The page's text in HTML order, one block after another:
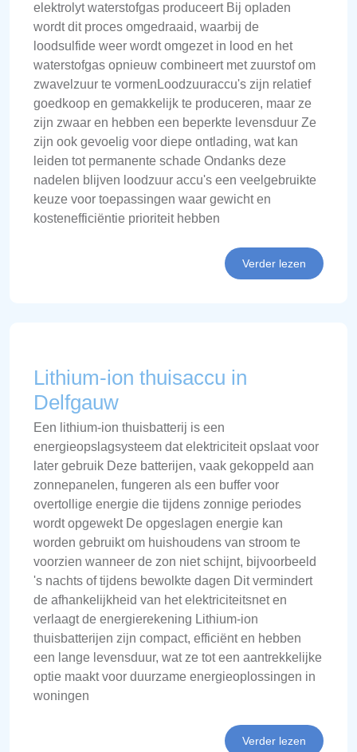
elektrolyt waterstofgas produceert Bij opladen
wordt dit proces omgedraaid, waarbij de
loodsulfide weer wordt omgezet in lood en het
waterstofgas opnieuw combineert met zuurstof om
zwavelzuur te vormenLoodzuuraccu's zijn relatief
goedkoop en gemakkelijk te produceren, maar ze
zijn zwaar en hebben een beperkte levensduur Ze
zijn ook gevoelig voor diepe ontlading, wat kan
leiden tot permanente schade Ondanks deze
nadelen blijven loodzuur accu's een veelgebruikte
keuze voor toepassingen waar gewicht en
kostenefficiëntie prioriteit hebben
Verder lezen
Lithium-ion thuisaccu in
Delfgauw
Een lithium-ion thuisbatterij is een
energieopslagsysteem dat elektriciteit opslaat voor
later gebruik Deze batterijen, vaak gekoppeld aan
zonnepanelen, fungeren als een buffer voor
overtollige energie die tijdens zonnige periodes
wordt opgewekt De opgeslagen energie kan
worden gebruikt om huishoudens van stroom te
voorzien wanneer de zon niet schijnt, bijvoorbeeld
's nachts of tijdens bewolkte dagen Dit vermindert
de afhankelijkheid van het elektriciteitsnet en
verlaagt de energierekening Lithium-ion
thuisbatterijen zijn compact, efficiënt en hebben
een lange levensduur, wat ze tot een aantrekkelijke
optie maakt voor duurzame energieoplossingen in
woningen
Verder lezen